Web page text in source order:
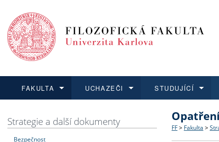
FAKULTA
Dozvědět se více
Struktura
UCHAZEČI
Podat přihlášku
Co
STUDUJÍCÍ
Dozvědět se více
Dozvědět se více
O vědě a
Dozvědět se více
Aktuální
Strategie a další dokumenty
Bezpečnost
FF > Fakulta >